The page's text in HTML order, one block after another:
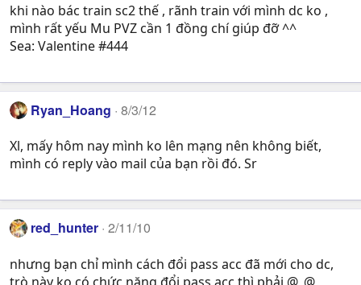
khi nào bác train sc2 thế , rãnh train với mình dc ko ,
mình rất yếu Mu PVZ cần 1 đồng chí giúp đỡ ^^
Sea: Valentine #444
Ryan_Hoang 8/3/12
Xl, mấy hôm nay mình ko lên mạng nên không biết,
mình có reply vào mail của bạn rồi đó. Sr
red_hunter 2/11/10
nhưng bạn chỉ mình cách đổi pass acc đã mới cho dc,
trò này ko có chức năng đổi pass acc thì phải @_@